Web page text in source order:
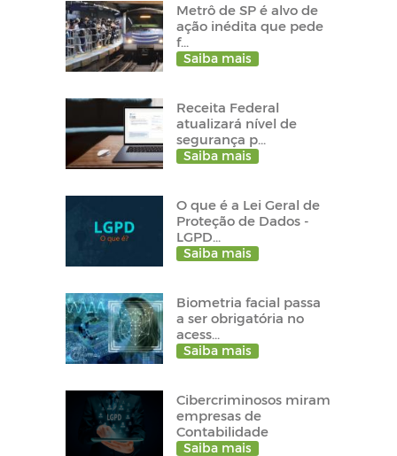
Metrô de SP é alvo de
ação inédita que pede
f...
Saiba mais
Receita Federal
atualizará nível de
segurança p...
Saiba mais
O que é a Lei Geral de
Proteção de Dados -
LGPD...
Saiba mais
Biometria facial passa
a ser obrigatória no
acess...
Saiba mais
Cibercriminosos miram
empresas de
Contabilidade
Saiba mais